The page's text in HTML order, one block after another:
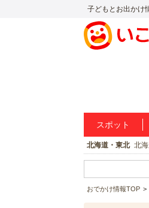
子どもとお出かけ
スポット
北海道・東北 北
おでかけ情報TOP